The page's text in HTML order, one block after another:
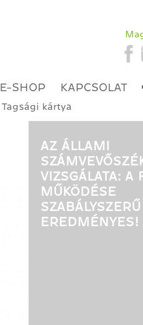
E-SHOP KAPCSOLAT
Tagsági kártya
AZ ÁLLAMI
VIZSGÁLATA: A
MŰKÖDÉSE
EREDMÉNYES!